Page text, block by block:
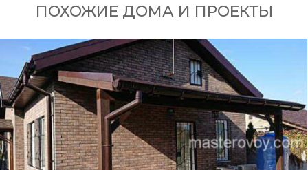
ПОХОЖИЕ ДОМА И ПРОЕКТЫ